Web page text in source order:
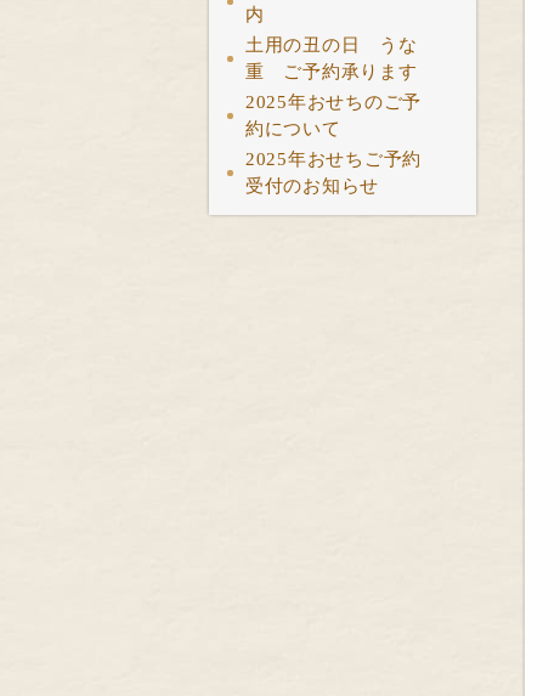
内
土用の丑の日 うな
重 ご予約承ります
2025年おせちのご予
約について
2025年おせちご予約
受付のお知らせ